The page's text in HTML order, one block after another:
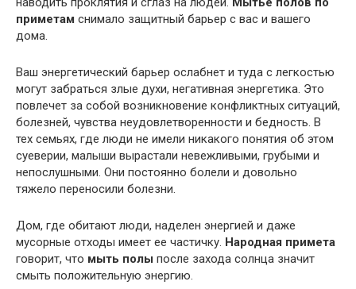
приметам снимало защитный барьер с вас и вашего
дома.
Ваш энергетический барьер ослабнет и туда с легкостью
могут забраться злые духи, негативная энергетика. Это
повлечет за собой возникновение конфликтных ситуаций,
болезней, чувства неудовлетворенности и бедность. В
тех семьях, где люди не имели никакого понятия об этом
суеверии, малыши вырастали невежливыми, грубыми и
непослушными. Они постоянно болели и довольно
тяжело переносили болезни.
Дом, где обитают люди, наделен энергией и даже
мусорные отходы имеет ее частичку. Народная примета
говорит, что мыть полы после захода солнца значит
смыть положительную энергию.